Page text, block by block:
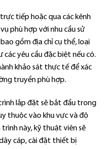
tiếp hoặc qua các kênh
phù hợp với nhu cầu sử
gồm địa chỉ cụ thể, loại
các yêu cầu đặc biệt nếu có.
khảo sát thực tế để xác
truyền phù hợp.
lắp đặt sẽ bắt đầu trong
thuộc vào khu vực và độ
này, kỹ thuật viên sẽ
cáp, cài đặt thiết bị